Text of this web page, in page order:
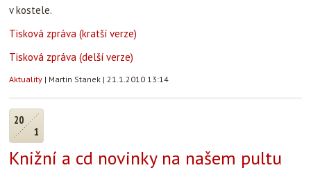
v kostele.
Tisková zpráva (kratší verze)
Tisková zpráva (delší verze)
Aktuality | Martin Stanek | 21.1.2010 13:14
20
1
Knižní a cd novinky na našem pultu